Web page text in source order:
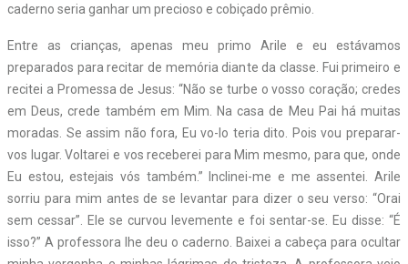
caderno seria ganhar um precioso e cobiçado prêmio.
Entre as crianças, apenas meu primo Arile e eu estávamos
preparados para recitar de memória diante da classe. Fui primeiro e
recitei a Promessa de Jesus: “Não se turbe o vosso coração; credes
em Deus, crede também em Mim. Na casa de Meu Pai há muitas
moradas. Se assim não fora, Eu vo-lo teria dito. Pois vou preparar-
vos lugar. Voltarei e vos receberei para Mim mesmo, para que, onde
Eu estou, estejais vós também.” Inclinei-me e me assentei. Arile
sorriu para mim antes de se levantar para dizer o seu verso: “Orai
sem cessar”. Ele se curvou levemente e foi sentar-se. Eu disse: “É
isso?” A professora lhe deu o caderno. Baixei a cabeça para ocultar